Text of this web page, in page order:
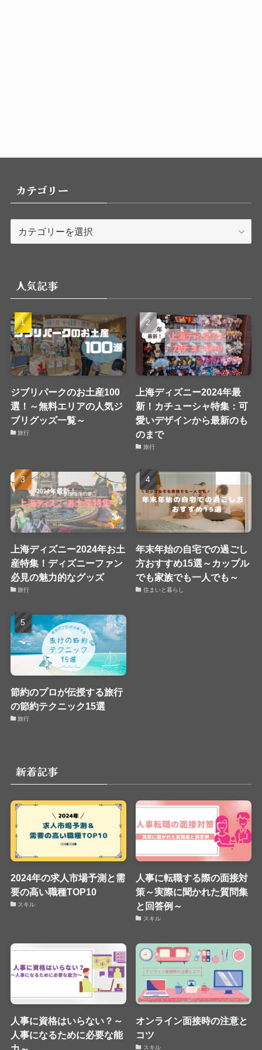
カテゴリー
ー人気記事
ジブリパークのお土産100
選！～無料エリアの人気ジ
ブリグッズ一覧～
旅行
上海ディズニー2024年最
新！カチューシャ特集：可
愛いデザインから最新のも
のまで
旅行
上海ディズニー2024年お土
産特集！ディズニーファン
必見の魅力的なグッズ
旅行
年末年始の自宅での過ごし
方おすすめ15選～カップル
でも家族でも一人でも～
住まいと暮らし
節約のプロが伝授する旅行
の節約テクニック15選
旅行
新着記事
2024年の求人市場予測と需
要の高い職種TOP10
スキル
人事に転職する際の面接対
策～実際に聞かれた質問集
と回答例～
スキル
人事に資格はいらない？～
人事になるために必要な能
オンライン面接時の注意と
コツ
スキル